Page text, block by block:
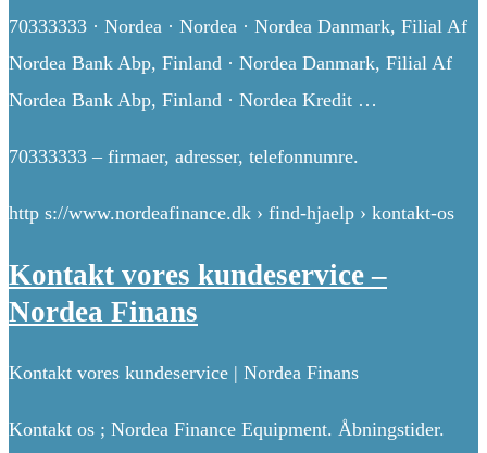
70333333 · Nordea · Nordea · Nordea Danmark, Filial Af
Nordea Bank Abp, Finland · Nordea Danmark, Filial Af
Nordea Bank Abp, Finland · Nordea Kredit …
70333333 – firmaer, adresser, telefonnumre.
http s://www.nordeafinance.dk › find-hjaelp › kontakt-os
Kontakt vores kundeservice –
Nordea Finans
Kontakt vores kundeservice | Nordea Finans
Kontakt os ; Nordea Finance Equipment. Åbningstider.